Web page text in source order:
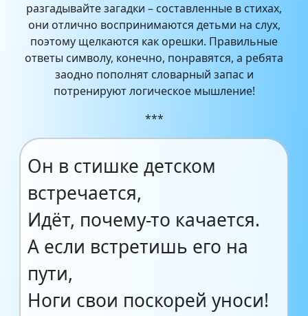
разгадывайте загадки – составленные в стихах,
они отлично воспринимаются детьми на слух,
поэтому щелкаются как орешки. Правильные
ответы символу, конечно, понравятся, а ребята
заодно пополнят словарный запас и
потренируют логическое мышление!
***
Он в стишке детском
встречается,
Идёт, почему-то качается.
А если встретишь его на
пути,
Ноги свои поскорей уноси!